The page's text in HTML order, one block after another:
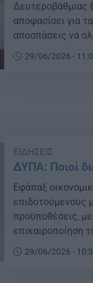
Δευτεροβάθμιας
αποφασίσει για
αποσπάσεις να
Ιουνίου.
29/06/2026 -
ΕΙΔΗΣΕΙΣ
ΔΥΠΑ: Ποιοί
Εφάπαξ
επιδοτούμενους
προϋποθέσεις,
επικαιροποίηση
29/06/2026 -